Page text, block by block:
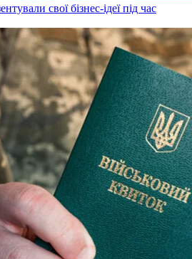
свої бізнес-ідеї під час